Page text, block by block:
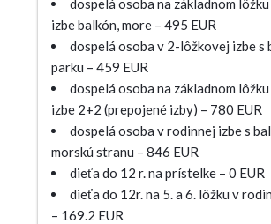
dospelá osoba na základnom
izbe balkón, more – 495 EUR
dospelá osoba v 2-lôžkovej izbe s
parku – 459 EUR
dospelá osoba na základnom
izbe 2+2 (prepojené izby) – 780 EUR
dospelá osoba v rodinnej izbe s
morskú stranu – 846 EUR
dieťa do 12 r. na prístelke – 0 EUR
dieťa do 12r. na 5. a 6. lôžku v
– 169.2 EUR